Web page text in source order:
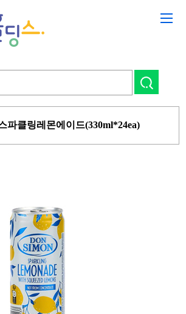
파클링레몬에이드(330ml*24ea)